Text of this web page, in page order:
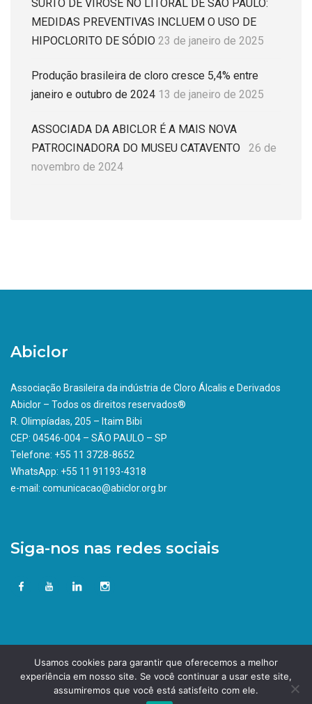
SURTO DE VIROSE NO LITORAL DE SÃO PAULO:
MEDIDAS PREVENTIVAS INCLUEM O USO DE
HIPOCLORITO DE SÓDIO 23 de janeiro de 2025
Produção brasileira de cloro cresce 5,4% entre
janeiro e outubro de 2024 13 de janeiro de 2025
ASSOCIADA DA ABICLOR É A MAIS NOVA
PATROCINADORA DO MUSEU CATAVENTO
26 de
novembro de 2024
Abiclor
Associação Brasileira da indústria de Cloro Álcalis e Derivados
Abiclor – Todos os direitos reservados®
R. Olimpíadas, 205 – Itaim Bibi
CEP: 04546-004 – SÃO PAULO – SP
Telefone: +55 11 3728-8652
WhatsApp: +55 11 91193-4318
e-mail: comunicacao@abiclor.org.br
Siga-nos nas redes sociais
Usamos cookies para garantir que oferecemos a melhor
experiência em nosso site. Se você continuar a usar este site,
assumiremos que você está satisfeito com ele.